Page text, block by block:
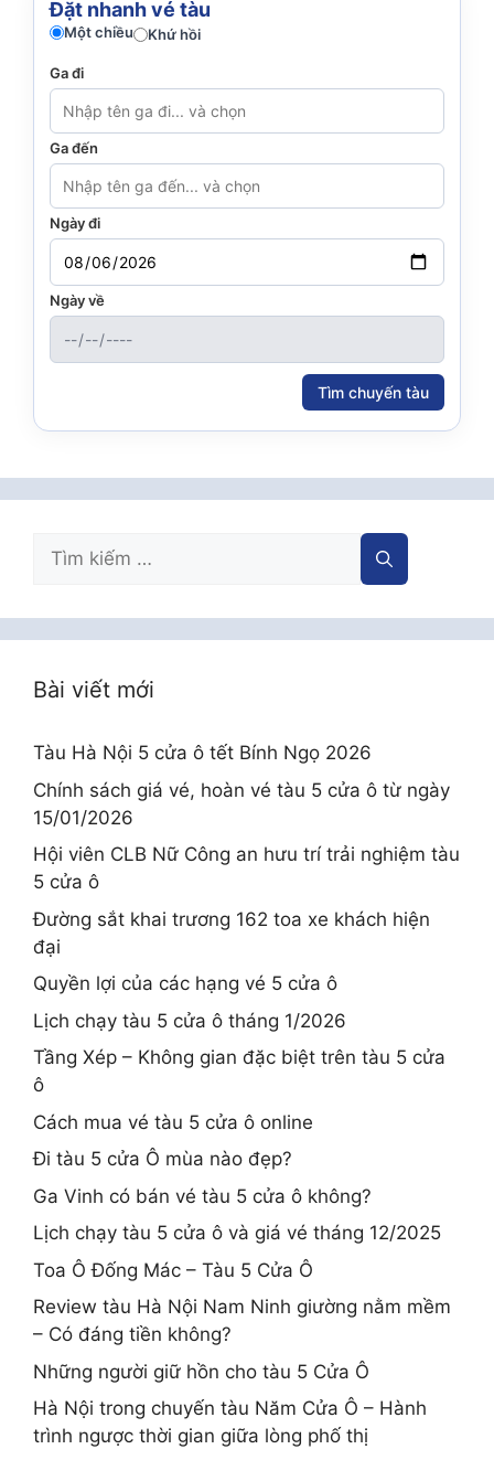
Đặt nhanh vé tàu
Một chiều Khứ hồi
Ga đi
Ga đến
Ngày đi
Ngày về
Tìm chuyến tàu
Tìm
Bài viết mới
Tàu Hà Nội 5 cửa ô tết Bính Ngọ 2026
Chính sách giá vé, hoàn vé tàu 5 cửa ô từ ngày
15/01/2026
Hội viên CLB Nữ Công an hưu trí trải nghiệm tàu
5 cửa ô
Đường sắt khai trương 162 toa xe khách hiện
đại
Quyền lợi của các hạng vé 5 cửa ô
Lịch chạy tàu 5 cửa ô tháng 1/2026
Tầng Xép – Không gian đặc biệt trên tàu 5 cửa
ô
Cách mua vé tàu 5 cửa ô online
Đi tàu 5 cửa Ô mùa nào đẹp?
Ga Vinh có bán vé tàu 5 cửa ô không?
Lịch chạy tàu 5 cửa ô và giá vé tháng 12/2025
Toa Ô Đống Mác – Tàu 5 Cửa Ô
Review tàu Hà Nội Nam Ninh giường nằm mềm
– Có đáng tiền không?
Những người giữ hồn cho tàu 5 Cửa Ô
Hà Nội trong chuyến tàu Năm Cửa Ô – Hành
trình ngược thời gian giữa lòng phố thị